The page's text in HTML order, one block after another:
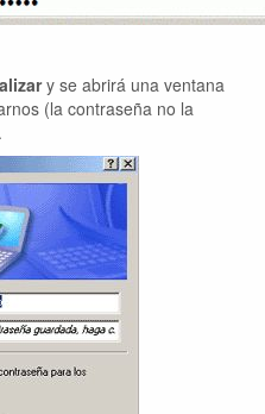
y se abrirá una ventana
(la contraseña no la